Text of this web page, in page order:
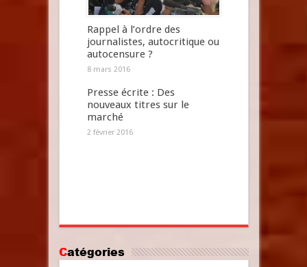
Rappel à l’ordre des
journalistes, autocritique ou
autocensure ?
8 mars 2016
Presse écrite : Des
nouveaux titres sur le
marché
2 février 2016
Catégories